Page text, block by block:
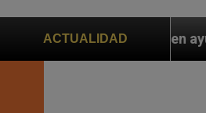
ACTUALIDAD
ayuda a Marco Rubio